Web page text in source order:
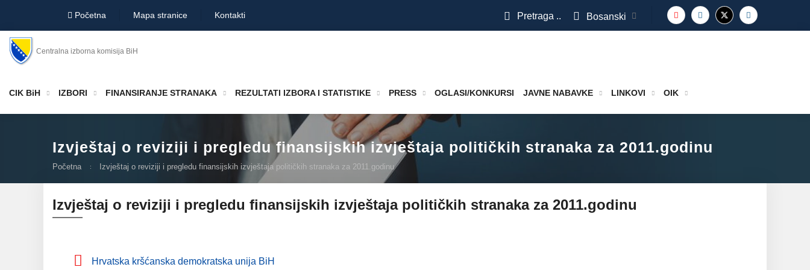
Početna Mapa stranice Kontakti Pretraga .. Bosanski
Centralna izborna komisija BiH
CIK BiH IZBORI FINANSIRANJE STRANAKA REZULTATI IZBORA I STATISTIKE PRESS OGLASI/KONKURSI JAVNE NABAVKE LINKOVI OIK
Izvještaj o reviziji i pregledu finansijskih izvještaja političkih stranaka za 2011.godinu
Početna Izvještaj o reviziji i pregledu finansijskih izvještaja političkih stranaka za 2011.godinu
Izvještaj o reviziji i pregledu finansijskih izvještaja političkih stranaka za 2011.godinu
Hrvatska kršćanska demokratska unija BiH